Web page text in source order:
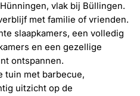
vlak bij Büllingen.
met familie of vrienden.
slaapkamers, een volledig
en een gezellige
ontspannen.
tuin met barbecue,
uitzicht op de